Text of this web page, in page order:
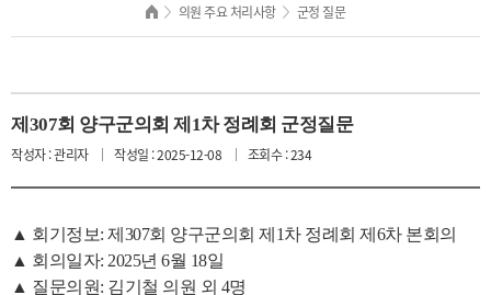
의원 주요 처리사항 군정 질문
제307회 양구군의회 제1차 정례회 군정질문
작성자 : 관리자 작성일 : 2025-12-08 조회수 : 234
스오
▲ 회기정보: 제307회 양구군의회 제1차 정례회 제6차 본회의
▲ 회의일자: 2025년 6월 18일
▲ 질문의원: 김기철 의원 외 4명